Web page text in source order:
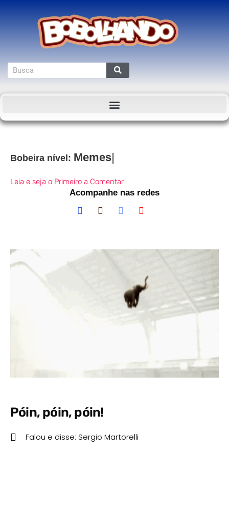
Bobeira nível:
Leia e seja o Primeiro a Comentar
Acompanhe nas redes
Póin, póin, póin!
Falou e disse: Sergio Martorelli